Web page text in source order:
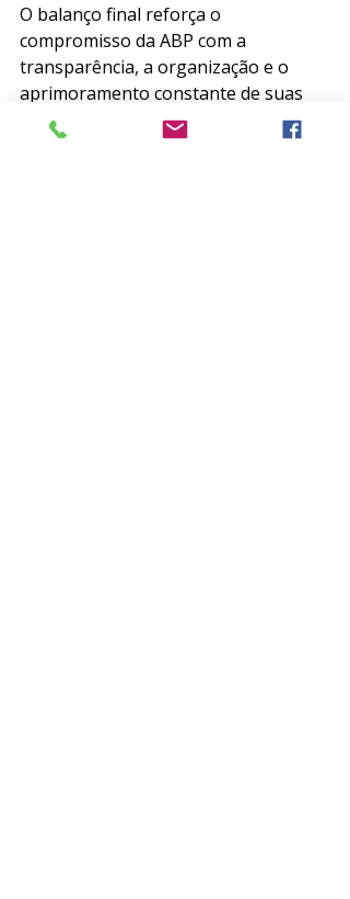
O balanço final reforça o
compromisso da ABP com a
transparência, a organização e o
aprimoramento constante de suas
práticas, preparando o caminho para
um novo ciclo de trabalho.